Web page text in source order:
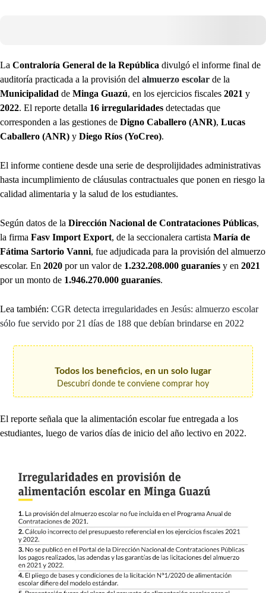
La Contraloría General de la República divulgó el informe final de
auditoría practicada a la provisión del almuerzo escolar de la
Municipalidad de Minga Guazú, en los ejercicios fiscales 2021 y
2022. El reporte detalla 16 irregularidades detectadas que
corresponden a las gestiones de Digno Caballero (ANR), Lucas
Caballero (ANR) y Diego Ríos (YoCreo).
El informe contiene desde una serie de desprolijidades administrativas
hasta incumplimiento de cláusulas contractuales que ponen en riesgo la
calidad alimentaria y la salud de los estudiantes.
Según datos de la Dirección Nacional de Contrataciones Públicas,
la firma Fasv Import Export, de la seccionalera cartista María de
Fátima Sartorio Vanni, fue adjudicada para la provisión del almuerzo
escolar. En 2020 por un valor de 1.232.208.000 guaraníes y en 2021
por un monto de 1.946.270.000 guaraníes.
Lea también: CGR detecta irregularidades en Jesús: almuerzo escolar
sólo fue servido por 21 días de 188 que debían brindarse en 2022
Todos los beneficios, en un solo lugar
Descubrí donde te conviene comprar hoy
El reporte señala que la alimentación escolar fue entregada a los
estudiantes, luego de varios días de inicio del año lectivo en 2022.